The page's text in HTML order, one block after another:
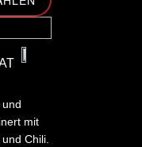
mit
Chili.